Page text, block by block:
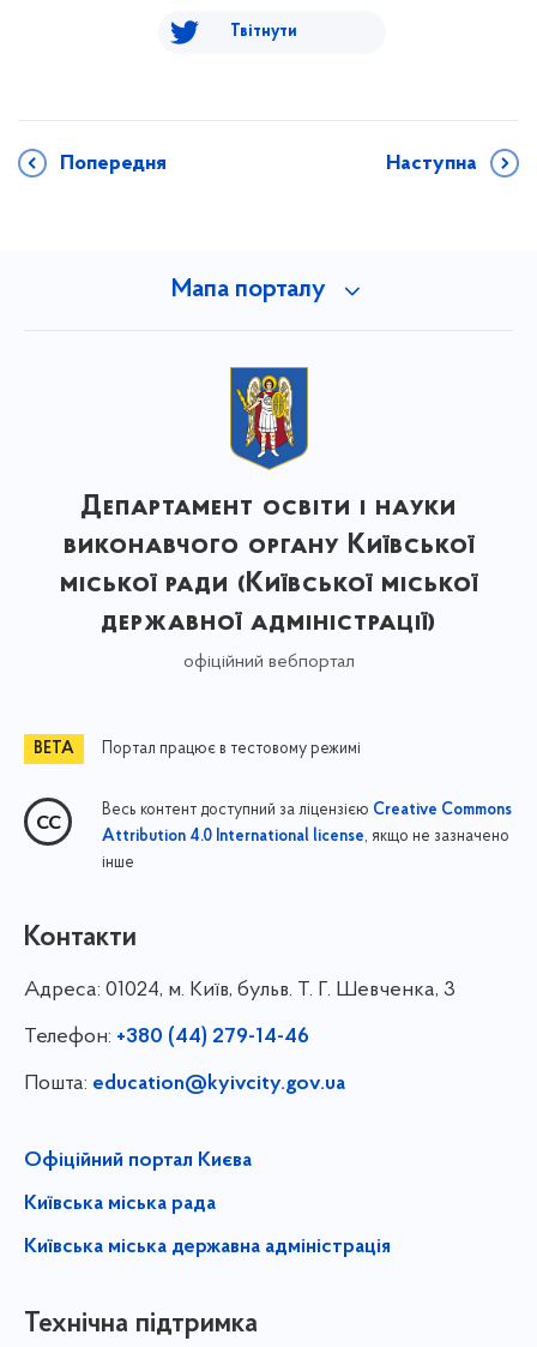
Твітнути
Попередня Наступна
Мапа порталу
Департамент освіти і науки
виконавчого органу Київської
міської ради (Київської міської
державної адміністрації)
офіційний вебпортал
Портал працює в тестовому режимі
Весь контент доступний за ліцензією Creative Commons
Attribution 4.0 International license, якщо не зазначено
інше
Контакти
Адреса: 01024, м. Київ, бульв. Т. Г. Шевченка, 3
Телефон: +380 (44) 279-14-46
Пошта: education@kyivcity.gov.ua
Офіційний портал Києва
Київська міська рада
Київська міська державна адміністрація
Технічна підтримка